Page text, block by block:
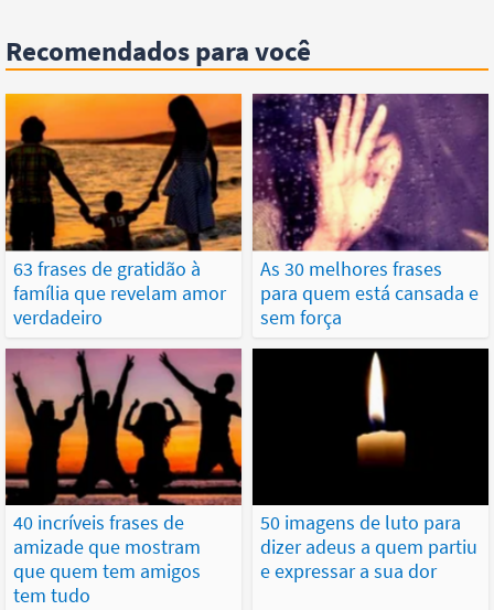
Recomendados para você
63 frases de gratidão à
família que revelam amor
verdadeiro
As 30 melhores frases
para quem está cansada e
sem força
40 incríveis frases de
amizade que mostram
que quem tem amigos
tem tudo
50 imagens de luto para
dizer adeus a quem partiu
e expressar a sua dor